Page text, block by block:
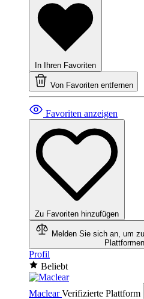
In Ihren Favoriten
Von Favoriten entfernen
Favoriten anzeigen
Zu Favoriten hinzufügen
Melden Sie sich an, um
Profil
Beliebt
Maclear Verifizierte Plattform